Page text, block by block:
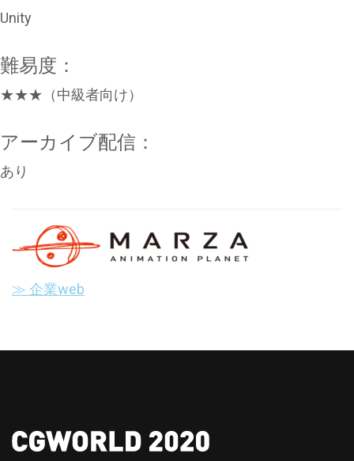
Unity
難易度：
★★★（中級者向け）
アーカイブ配信：
あり
≫ 企業web